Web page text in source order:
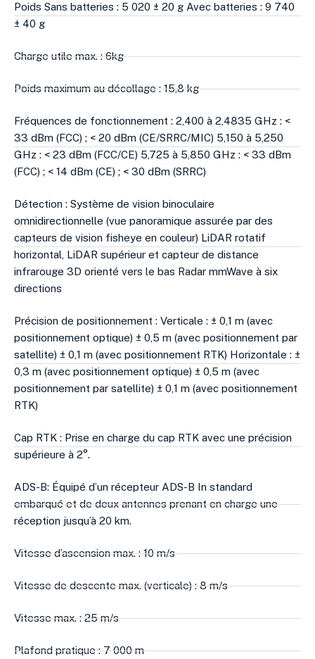
Poids Sans batteries : 5 020 ± 20 g Avec batteries : 9 740
± 40 g
Charge utile max. : 6kg
Poids maximum au décollage : 15,8 kg
Fréquences de fonctionnement : 2,400 à 2,4835 GHz : <
33 dBm (FCC) ; < 20 dBm (CE/SRRC/MIC) 5,150 à 5,250
GHz : < 23 dBm (FCC/CE) 5,725 à 5,850 GHz : < 33 dBm
(FCC) ; < 14 dBm (CE) ; < 30 dBm (SRRC)
Détection : Système de vision binoculaire
omnidirectionnelle (vue panoramique assurée par des
capteurs de vision fisheye en couleur) LiDAR rotatif
horizontal, LiDAR supérieur et capteur de distance
infrarouge 3D orienté vers le bas Radar mmWave à six
directions
Précision de positionnement : Verticale : ± 0,1 m (avec
positionnement optique) ± 0,5 m (avec positionnement par
satellite) ± 0,1 m (avec positionnement RTK) Horizontale : ±
0,3 m (avec positionnement optique) ± 0,5 m (avec
positionnement par satellite) ± 0,1 m (avec positionnement
RTK)
Cap RTK : Prise en charge du cap RTK avec une précision
supérieure à 2°.
ADS-B: Équipé d’un récepteur ADS-B In standard
embarqué et de deux antennes prenant en charge une
réception jusqu’à 20 km.
Vitesse d’ascension max. : 10 m/s
Vitesse de descente max. (verticale) : 8 m/s
Vitesse max. : 25 m/s
Plafond pratique : 7 000 m